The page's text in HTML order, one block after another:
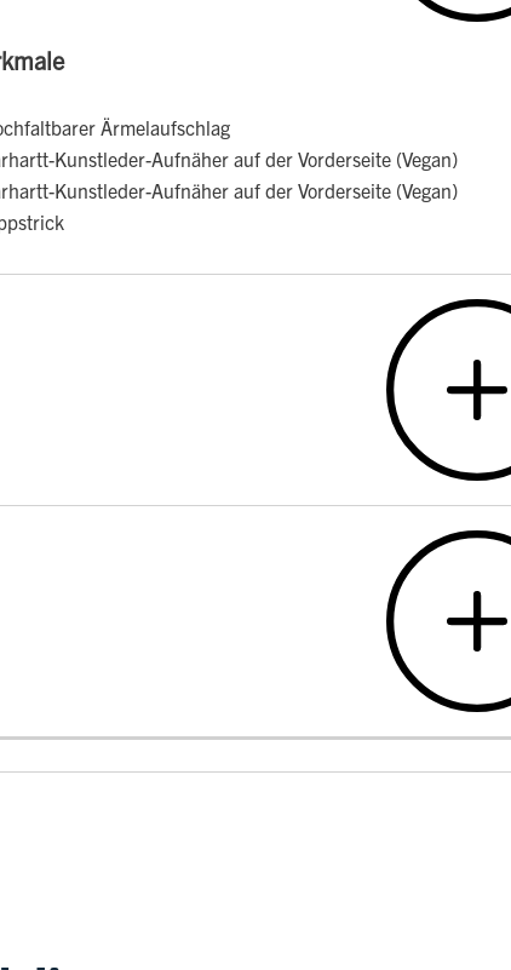
Ärmelaufschlag
Kunstleder-Aufnäher auf der Vorderseite (Vegan)
Kunstleder-Aufnäher auf der Vorderseite (Vegan)